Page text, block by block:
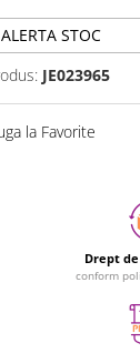
ALERTA STOC
JE023965
la Favorite
Drept
conform